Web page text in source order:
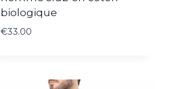
biologique
€33.00